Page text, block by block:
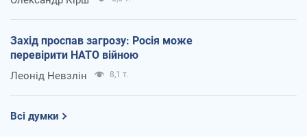
Захід проспав загрозу: Росія може
перевірити НАТО війною
Леонід Невзлін 8,1 т.
Всі думки